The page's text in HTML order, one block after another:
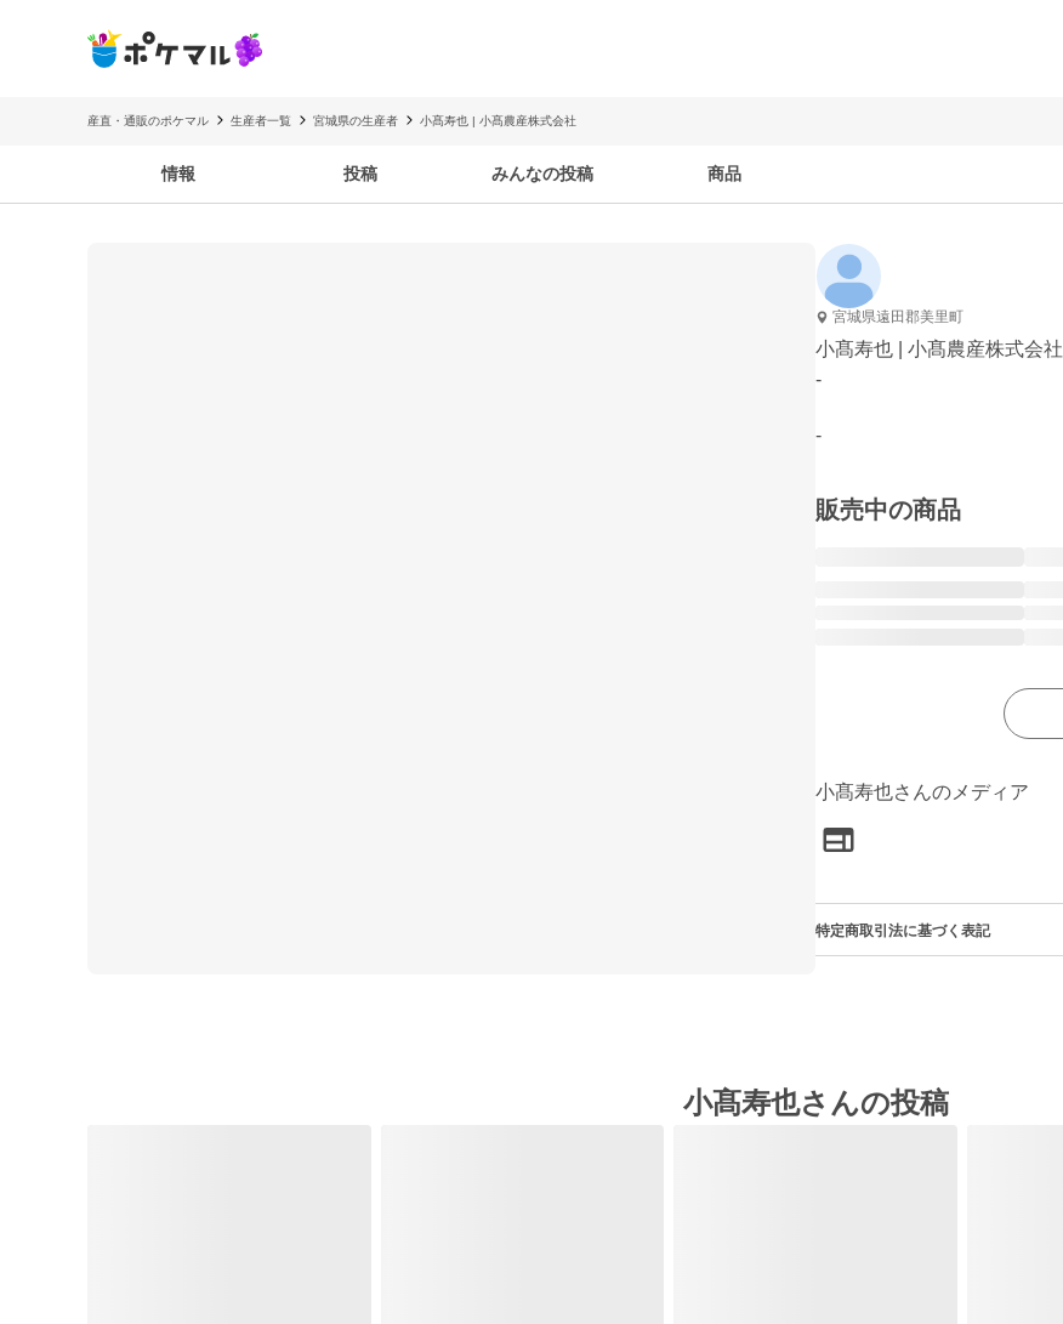
産直・通販のポケマル 生産者一覧 宮城県の生産者 小髙寿也 | 小髙農産株式会社
情報 投稿 みんなの投稿 商品
宮城県遠田郡美里町
小髙寿也 | 小髙農産株式会社
-
-
販売中の商品
小髙寿也さんのメディア
特定商取引法に基づく表記
小髙寿也さんの投稿